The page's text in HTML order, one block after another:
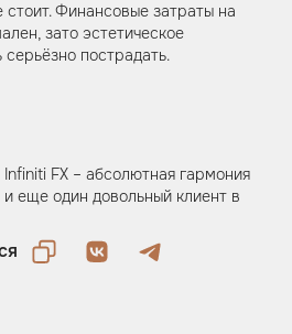
Финансовые затраты на
зато эстетическое
пострадать.
FX – абсолютная гармония
еще один довольный клиент в